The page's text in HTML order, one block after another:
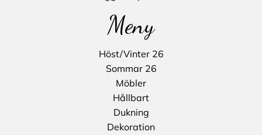
Meny
Höst/Vinter 26
Sommar 26
Möbler
Hållbart
Dukning
Dekoration